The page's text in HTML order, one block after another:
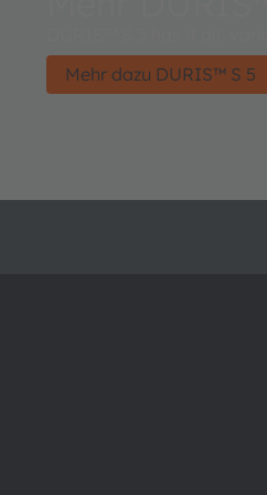
Mehr dazu DURIS™ S 5